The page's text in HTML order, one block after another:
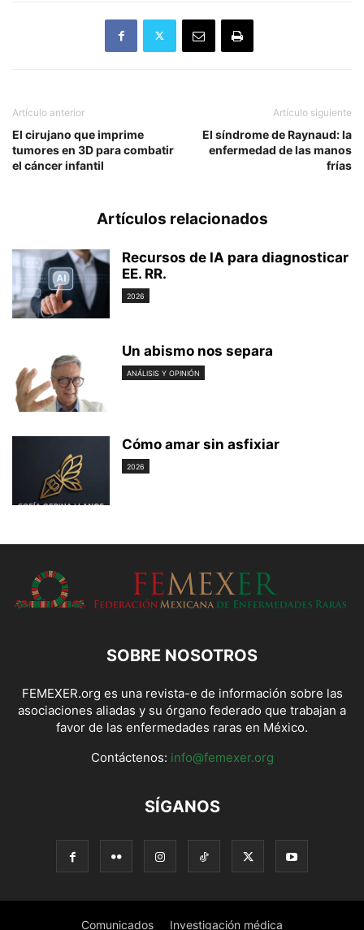
Artículo anterior
El cirujano que imprime
tumores en 3D para combatir
el cáncer infantil
Artículo siguiente
El síndrome de Raynaud: la
enfermedad de las manos
frías
Artículos relacionados
Recursos de IA para diagnosticar
EE. RR.
2026
Un abismo nos separa
ANÁLISIS Y OPINIÓN
Cómo amar sin asfixiar
2026
SOBRE NOSOTROS
FEMEXER.org es una revista-e de información sobre las
asociaciones aliadas y su órgano federado que trabajan a
favor de las enfermedades raras en México.
Contáctenos: info@femexer.org
SÍGANOS
Comunicados Investigación médica